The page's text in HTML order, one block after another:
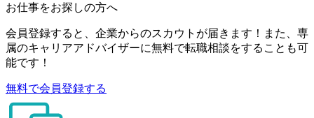
お仕事をお探しの方へ
会員登録すると、企業からのスカウトが届きます！また、専
属のキャリアアドバイザーに無料で転職相談をすることも可
能です！
無料で会員登録する